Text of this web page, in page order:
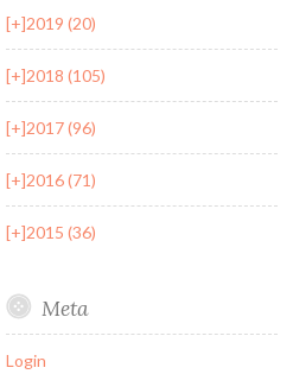
[+]2019 (20)
[+]2018 (105)
[+]2017 (96)
[+]2016 (71)
[+]2015 (36)
Meta
Login